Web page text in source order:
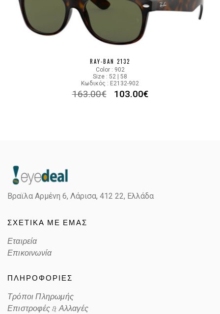
RAY-BAN 2132
Color : 902
Size : 52 | 58
Κωδικός : E2132-902
163.00€ 103.00€
Βραϊλα Αρμένη 6, Λάρισα, 412 22, Ελλάδα
ΣΧΕΤΙΚΑ ΜΕ ΕΜΑΣ
Εταιρεία
Επικοινωνία
ΠΛΗΡΟΦΟΡΙΕΣ
Τρόποι Πληρωμής
Επιστροφές & Αλλαγές